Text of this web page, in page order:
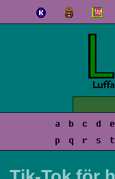
a b c d e
p
q r s t